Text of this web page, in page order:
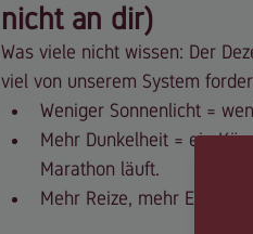
nicht an dir)
Was viele nicht wissen: Der
viel von unserem System
Weniger Sonnenlicht =
Mehr Dunkelheit = ein
Marathon läuft.
Mehr Reize, mehr